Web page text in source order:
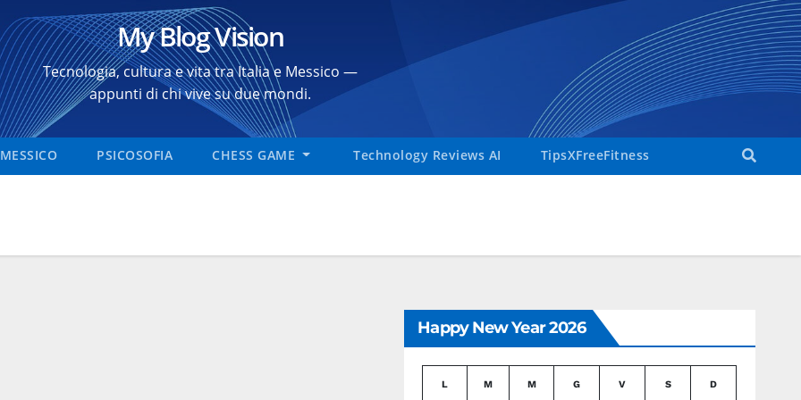
My Blog Vision
Tecnologia, cultura e vita tra Italia e Messico —
appunti di chi vive su due mondi.
MESSICO PSICOSOFIA CHESS GAME Technology Reviews AI TipsXFreeFitness
Happy New Year 2026
L M M G V S D